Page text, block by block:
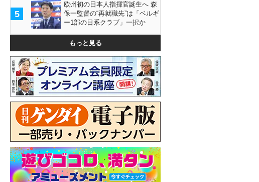
5
欧州初の日本人指揮官誕生へ 森
保一監督の“再就職先”は「ベルギ
ー1部の日系クラブ」一択か
もっと見る